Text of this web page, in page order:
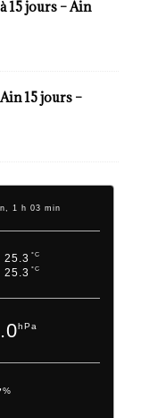
15 jours – Ain
15 jours –
1 h 03 min
25.3 °C
25.3 °C
hPa
%